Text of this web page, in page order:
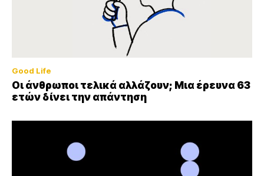
Good Life
Οι άνθρωποι τελικά αλλάζουν; Μια έρευνα 63
ετών δίνει την απάντηση